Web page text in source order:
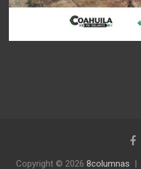
Copyright © 2026 8columnas